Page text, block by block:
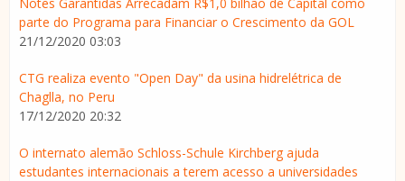
parte do Programa para Financiar o Crescimento da GOL
21/12/2020 03:03
CTG realiza evento "Open Day" da usina hidrelétrica de
Chaglla, no Peru
17/12/2020 20:32
O internato alemão Schloss-Schule Kirchberg ajuda
estudantes internacionais a terem acesso a universidades